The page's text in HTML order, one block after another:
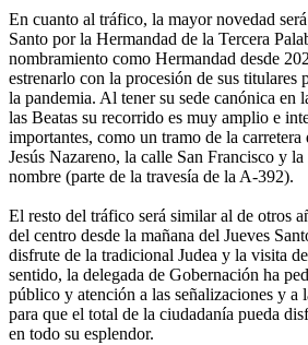
En cuanto al tráfico, la mayor novedad
Santo por la Hermandad de la Tercera
nombramiento como Hermandad desde
estrenarlo con la procesión de sus titulares
la pandemia. Al tener su sede canónica en
las Beatas su recorrido es muy amplio e
importantes, como un tramo de la carretera
Jesús Nazareno, la calle San Francisco y
nombre (parte de la travesía de la A-392).
El resto del tráfico será similar al de otros
del centro desde la mañana del Jueves
disfrute de la tradicional Judea y la visita
sentido, la delegada de Gobernación ha
público y atención a las señalizaciones y a
para que el total de la ciudadanía pueda
en todo su esplendor.